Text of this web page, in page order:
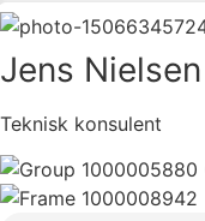
Jens Nielsen
Teknisk konsulent